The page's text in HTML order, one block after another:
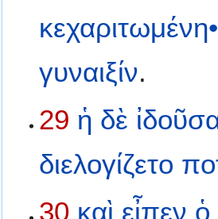
κεχαριτωμένη•
γυναιξίν.
29 ἡ δὲ
διελογίζετο
30 καὶ εἶπεν ὁ